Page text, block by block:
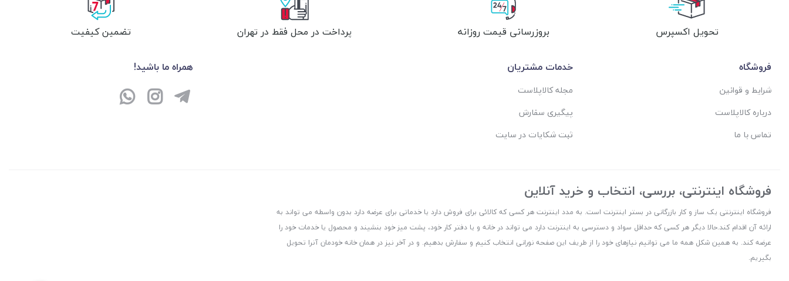
تحویل اکسپرس بروزرسانی قیمت روزانه پرداخت در محل فقط در تهران تضمین کیفیت
فروشگاه
شرایط و قوانین
درباره کالاپلاست
تماس با ما
خدمات مشتریان
مجله کالاپلاست
پیگیری سفارش
ثبت شکایات در سایت
همراه ما باشید!
فروشگاه اینترنتی، بررسی، انتخاب و خرید آنلاین
فروشگاه اینترنتی یک ساز و کار بازرگانی در بستر اینترنت است. به مدد اینترنت هر کسی که کالائی برای فروش دارد یا خدماتی برای عرضه دارد بدون واسطه می تواند به
ارائه آن اقدام کند.حالا دیگر هر کسی که حداقل سواد و دسترسی به اینترنت دارد می تواند در خانه و یا دفتر کار خود، پشت میز خود بنشیند و محصول یا خدمات خود را
عرضه کند. به همین شکل همه ما می توانیم نیازهای خود را از طریف این صفحه نورانی انتخاب کنیم و سفارش بدهیم. و در آخر نیز در همان خانه خودمان آنرا تحویل
بگیریم.